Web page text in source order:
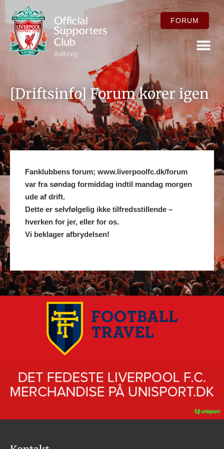
FORUM
[Driftsinfo] Forum kører igen
Fanklubbens forum; www.liverpoolfc.dk/forum
var fra søndag formiddag indtil mandag morgen
ude af drift.
Dette er selvfølgelig ikke tilfredsstillende –
hverken for jer, eller for os.
Vi beklager afbrydelsen!